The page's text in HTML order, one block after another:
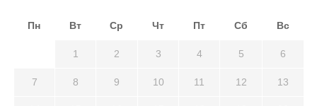
Пн Вт Ср Чт Пт Сб Вс
1 2 3 4 5 6
7 8 9 10 11 12 13